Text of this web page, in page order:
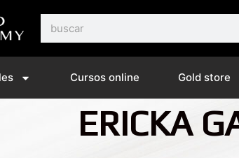
Buscar
Cursos online Gold store
ERICKA